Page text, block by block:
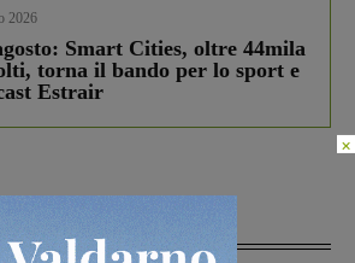
2026
Smart Cities, oltre 44mila
torna il bando per lo sport e
Estrair
×